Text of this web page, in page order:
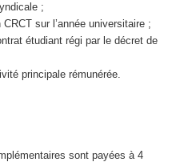
;
sur l’année universitaire ;
étudiant régi par le décret de
principale rémunérée.
sont payées à 4